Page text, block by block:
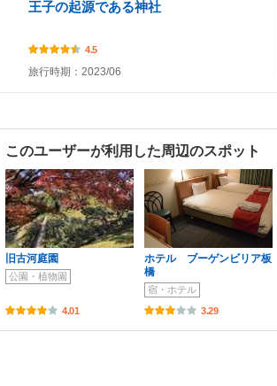
王子の起源である神社
4.5
旅行時期：2023/06
このユーザーが利用した周辺のスポット
旧古河庭園
公園・植物園
4.01
ホテル ブーゲンビリア板
橋
宿・ホテル
3.29